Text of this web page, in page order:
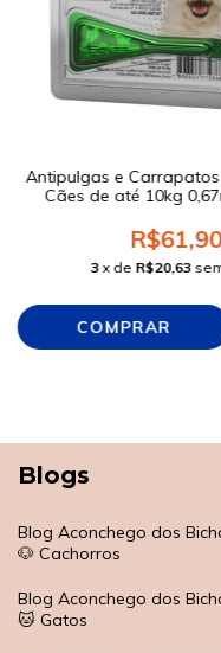
Antipulgas e Carrapatos
Cães de até 10kg
3 x de R$20,63
Blogs
Blog Aconchego dos
🐶 Cachorros
Blog Aconchego dos
🐱 Gatos